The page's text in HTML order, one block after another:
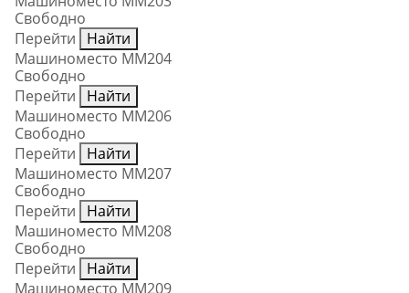
Свободно
Перейти
Найти
Машиноместо ММ204
Свободно
Перейти
Найти
Машиноместо ММ206
Свободно
Перейти
Найти
Машиноместо ММ207
Свободно
Перейти
Найти
Машиноместо ММ208
Свободно
Перейти
Найти
Машиноместо ММ209